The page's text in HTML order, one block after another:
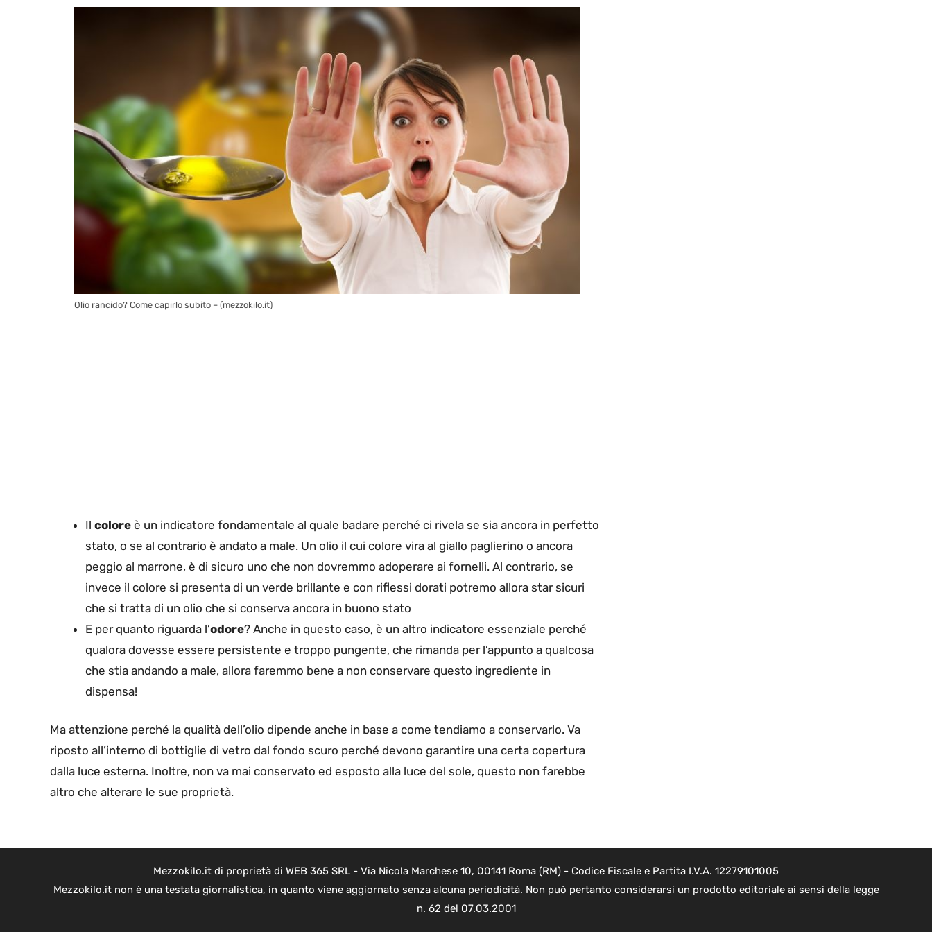
Olio rancido? Come capirlo subito – (mezzokilo.it)
Il colore è un indicatore fondamentale al quale badare perché ci rivela se sia ancora in perfetto
stato, o se al contrario è andato a male. Un olio il cui colore vira al giallo paglierino o ancora
peggio al marrone, è di sicuro uno che non dovremmo adoperare ai fornelli. Al contrario, se
invece il colore si presenta di un verde brillante e con riflessi dorati potremo allora star sicuri
che si tratta di un olio che si conserva ancora in buono stato
E per quanto riguarda l’odore? Anche in questo caso, è un altro indicatore essenziale perché
qualora dovesse essere persistente e troppo pungente, che rimanda per l’appunto a qualcosa
che stia andando a male, allora faremmo bene a non conservare questo ingrediente in
dispensa!
Ma attenzione perché la qualità dell’olio dipende anche in base a come tendiamo a conservarlo. Va
riposto all’interno di bottiglie di vetro dal fondo scuro perché devono garantire una certa copertura
dalla luce esterna. Inoltre, non va mai conservato ed esposto alla luce del sole, questo non farebbe
altro che alterare le sue proprietà.
Mezzokilo.it di proprietà di WEB 365 SRL - Via Nicola Marchese 10, 00141 Roma (RM) - Codice Fiscale e Partita I.V.A. 12279101005
Mezzokilo.it non è una testata giornalistica, in quanto viene aggiornato senza alcuna periodicità. Non può pertanto considerarsi un prodotto editoriale ai sensi della legge
n. 62 del 07.03.2001